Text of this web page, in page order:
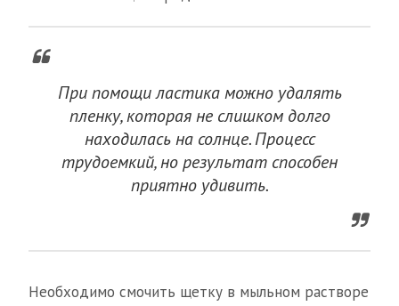
При помощи ластика можно удалять
пленку, которая не слишком долго
находилась на солнце. Процесс
трудоемкий, но результат способен
приятно удивить.
Необходимо смочить щетку в мыльном растворе